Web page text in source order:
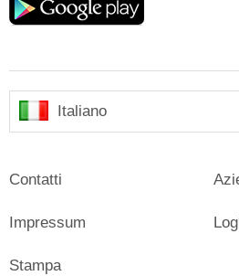
Italiano
Contatti
Impressum
Stampa